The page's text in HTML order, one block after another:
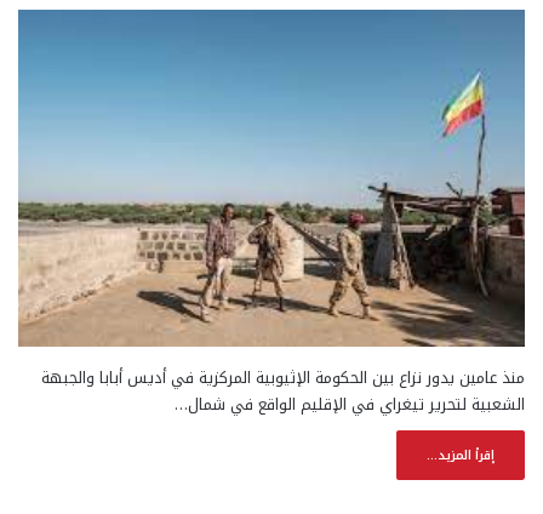
منذ عامين يدور نزاع بين الحكومة الإثيوبية المركزية في أديس أبابا والجبهة
الشعبية لتحرير تيغراي في الإقليم الواقع في شمال…
إقرأ المزيد...